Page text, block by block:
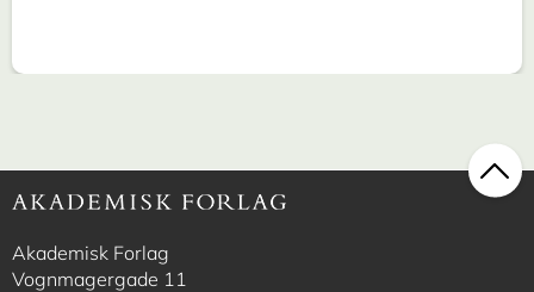
Akademisk Forlag
Vognmagergade 11